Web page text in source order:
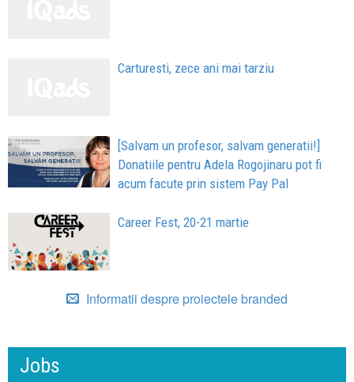
Carturesti, zece ani mai tarziu
[Salvam un profesor, salvam generatii!]
Donatiile pentru Adela Rogojinaru pot fi
acum facute prin sistem Pay Pal
Career Fest, 20-21 martie
Informatii despre proiectele branded
Jobs